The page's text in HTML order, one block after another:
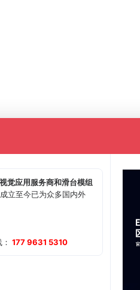
觉应用服务商和滑台模组
成立至今已为众多国内外
177 9631 5310